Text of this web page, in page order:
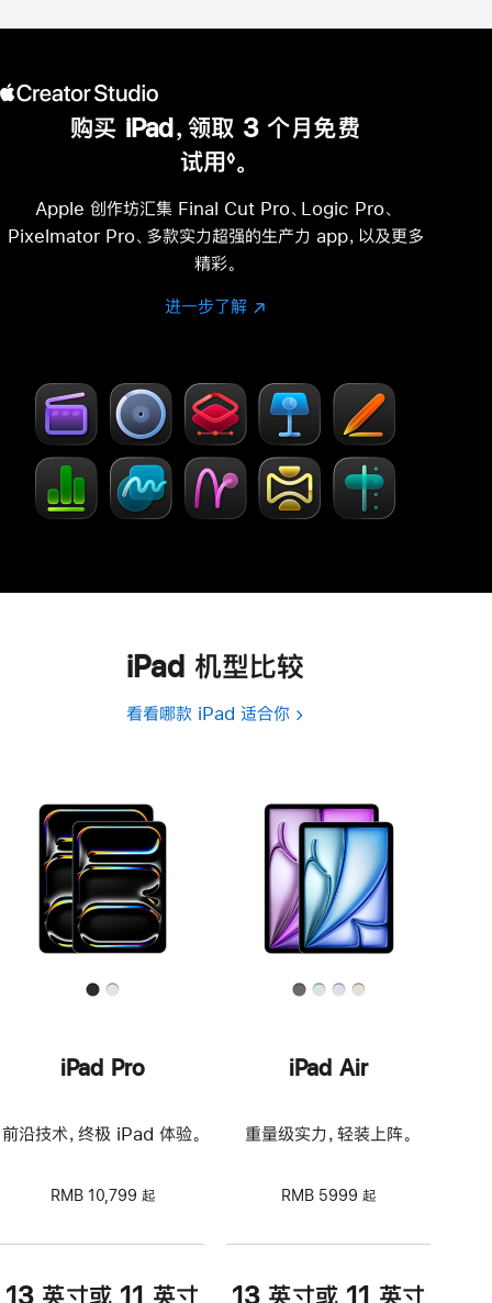
购买 iPad，领取 3 个月免费
试用
注
◊。
Apple 创作坊汇集 Final Cut Pro、Logic Pro、
Pixelmator Pro、多款实力超强的生产力 app，以及更多
精彩。
进一步了解 进
了
Creator Studio
(在
口
打
开)
iPad 机型比较
看看哪款 iPad 适合你
iPad Pro
前沿技术，终极 iPad 体验。
RMB 10,799 起
13 英寸或 11 英寸
iPad Air
重量级实力，轻装上阵。
RMB 5999 起
13 英寸或 11 英寸